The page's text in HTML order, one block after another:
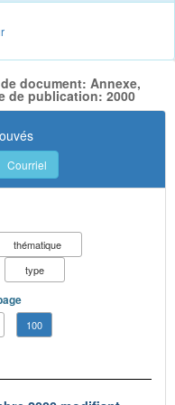
document: Annexe,
de publication: 2000
Courriel
thématique
type
100